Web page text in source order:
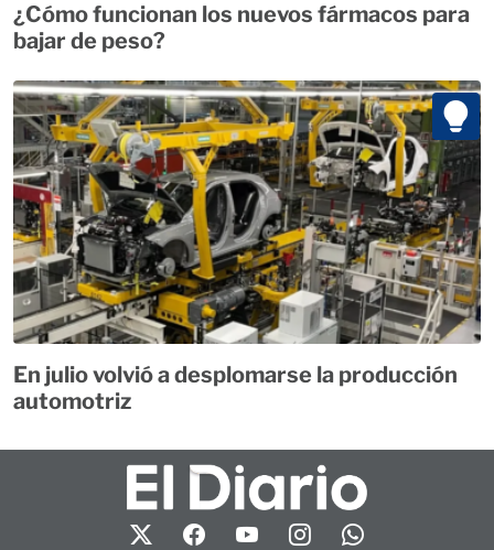
¿Cómo funcionan los nuevos fármacos para
bajar de peso?
En julio volvió a desplomarse la producción
automotriz